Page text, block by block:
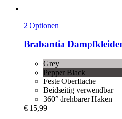
2 Optionen
Brabantia
Grey
Pepper Black
Feste Oberfläche
Beidseitig verwendbar
360° drehbarer Haken
€ 15,99